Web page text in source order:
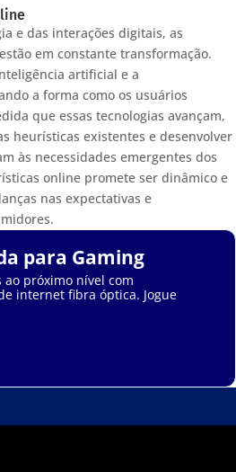
e das interações digitais, as
em constante transformação.
artificial e a
a forma como os usuários
que essas tecnologias avançam,
heurísticas existentes e desenvolver
às necessidades emergentes dos
online promete ser dinâmico e
nas expectativas e
para Gaming
ao próximo nível com
internet fibra óptica. Jogue